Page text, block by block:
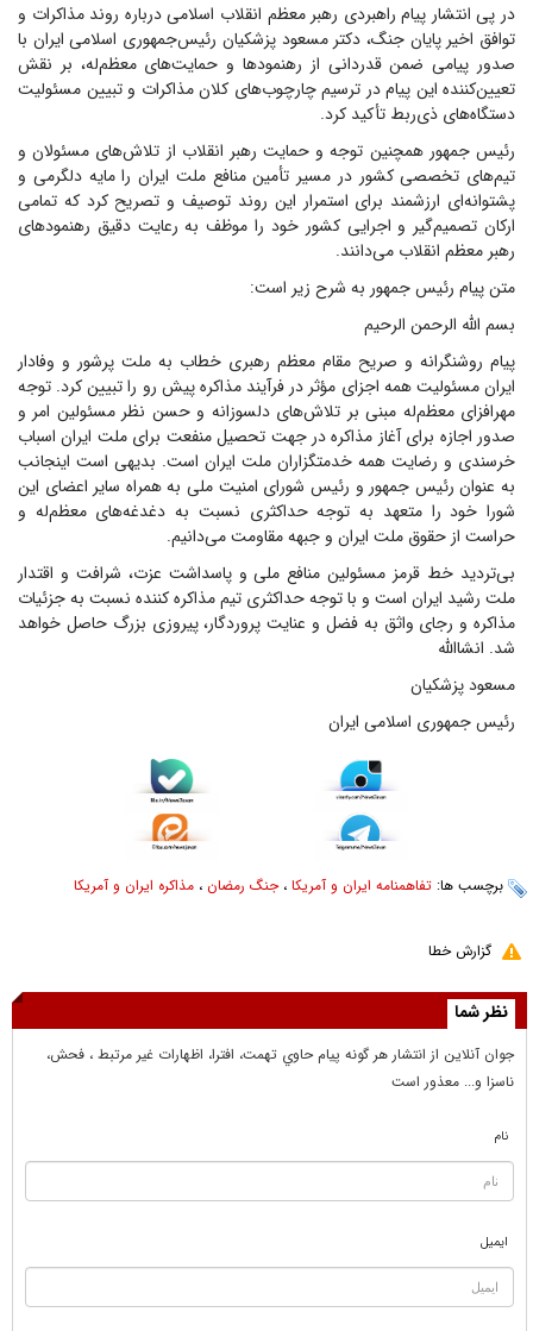
در پی انتشار پیام راهبردی رهبر معظم انقلاب اسلامی درباره روند مذاکرات و
توافق اخیر پایان جنگ، دکتر مسعود پزشکیان رئیس‌جمهوری اسلامی ایران با
صدور پیامی ضمن قدردانی از رهنمود‌ها و حمایت‌های معظم‌له، بر نقش
تعیین‌کننده این پیام در ترسیم چارچوب‌های کلان مذاکرات و تبیین مسئولیت
دستگاه‌های ذی‌ربط تأکید کرد.
رئیس جمهور همچنین توجه و حمایت رهبر انقلاب از تلاش‌های مسئولان و
تیم‌های تخصصی کشور در مسیر تأمین منافع ملت ایران را مایه دلگرمی و
پشتوانه‌ای ارزشمند برای استمرار این روند توصیف و تصریح کرد که تمامی
ارکان تصمیم‌گیر و اجرایی کشور خود را موظف به رعایت دقیق رهنمود‌های
رهبر معظم انقلاب می‌دانند.
متن پیام رئیس جمهور به شرح زیر است:
بسم الله الرحمن الرحیم
پیام روشنگرانه و صریح مقام معظم رهبری خطاب به ملت پرشور و وفادار
ایران مسئولیت همه اجزای مؤثر در فرآیند مذاکره پیش رو را تبیین کرد. توجه
مهرافزای معظم‌له مبنی بر تلاش‌های دلسوزانه و حسن نظر مسئولین امر و
صدور اجازه برای آغاز مذاکره در جهت تحصیل منفعت برای ملت ایران اسباب
خرسندی و رضایت همه خدمتگزاران ملت ایران است. بدیهی است اینجانب
به عنوان رئیس جمهور و رئیس شورای امنیت ملی به همراه سایر اعضای این
شورا خود را متعهد به توجه حداکثری نسبت به دغدغه‌های معظم‌له و
حراست از حقوق ملت ایران و جبهه مقاومت می‌دانیم.
بی‌تردید خط قرمز مسئولین منافع ملی و پاسداشت عزت، شرافت و اقتدار
ملت رشید ایران است و با توجه حداکثری تیم مذاکره کننده نسبت به جزئیات
مذاکره و رجای واثق به فضل و عنایت پروردگار، پیروزی بزرگ حاصل خواهد
شد. انشاالله
مسعود پزشکیان
رئیس جمهوری اسلامی ایران
برچسب ها: تفاهمنامه ایران و آمریکا ،جنگ رمضان ، مذاکره ایران و آمریکا
گزارش خطا
نظر شما
جوان آنلاين از انتشار هر گونه پيام حاوي تهمت، افترا، اظهارات غير مرتبط ، فحش،
ناسزا و... معذور است
نام
ایمیل